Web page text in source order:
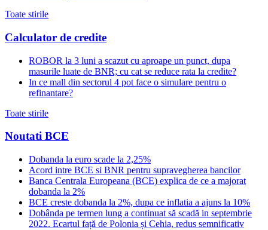
Toate stirile
Calculator de credite
ROBOR la 3 luni a scazut cu aproape un punct, dupa
masurile luate de BNR; cu cat se reduce rata la credite?
In ce mall din sectorul 4 pot face o simulare pentru o
refinantare?
Toate stirile
Noutati BCE
Dobanda la euro scade la 2,25%
Acord intre BCE si BNR pentru supravegherea bancilor
Banca Centrala Europeana (BCE) explica de ce a majorat
dobanda la 2%
BCE creste dobanda la 2%, dupa ce inflatia a ajuns la 10%
Dobânda pe termen lung a continuat să scadă in septembrie
2022. Ecartul față de Polonia și Cehia, redus semnificativ